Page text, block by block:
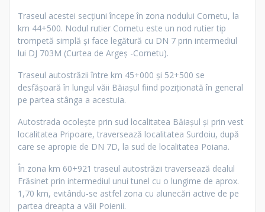
Traseul acestei secțiuni începe în zona nodului Cornetu, la
km 44+500. Nodul rutier Cornetu este un nod rutier tip
trompetă simplă și face legătură cu DN 7 prin intermediul
lui DJ 703M (Curtea de Argeș -Cornetu).
Traseul autostrăzii între km 45+000 și 52+500 se
desfășoară în lungul văii Băiașul fiind poziționată în general
pe partea stânga a acestuia.
Autostrada ocolește prin sud localitatea Băiașul și prin vest
localitatea Pripoare, traversează localitatea Surdoiu, după
care se apropie de DN 7D, la sud de localitatea Poiana.
În zona km 60+921 traseul autostrăzii traversează dealul
Frăsinet prin intermediul unui tunel cu o lungime de aprox.
1,70 km, evitându-se astfel zona cu alunecări active de pe
partea dreapta a văii Poienii.